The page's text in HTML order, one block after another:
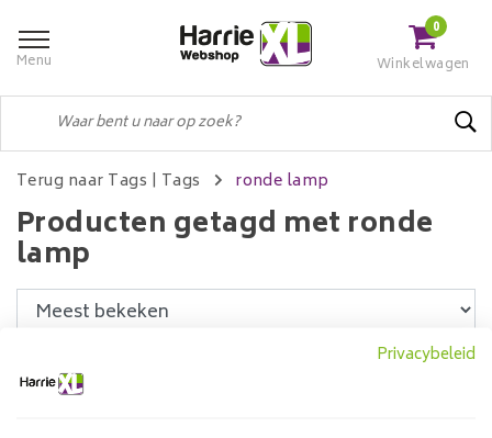
Menu
0
Winkelwagen
Terug naar Tags | Tags ronde lamp
Producten getagd met ronde
lamp
Privacybeleid